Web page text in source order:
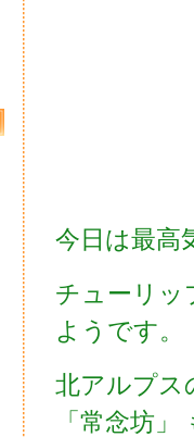
今日は最高
チューリッ
ようです。
北アルプス
「常念坊